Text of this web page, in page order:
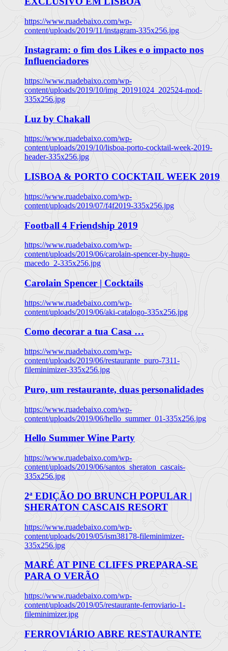
https://www.ruadebaixo.com/wp-
content/uploads/2019/11/instagram-335x256.jpg
Instagram: o fim dos Likes e o impacto nos
Influenciadores
https://www.ruadebaixo.com/wp-
content/uploads/2019/10/img_20191024_202524-mod-
335x256.jpg
Luz by Chakall
https://www.ruadebaixo.com/wp-
content/uploads/2019/10/lisboa-porto-cocktail-week-2019-
header-335x256.jpg
LISBOA & PORTO COCKTAIL WEEK 2019
https://www.ruadebaixo.com/wp-
content/uploads/2019/07/f4f2019-335x256.jpg
Football 4 Friendship 2019
https://www.ruadebaixo.com/wp-
content/uploads/2019/06/carolain-spencer-by-hugo-
macedo_2-335x256.jpg
Carolain Spencer | Cocktails
https://www.ruadebaixo.com/wp-
content/uploads/2019/06/aki-catalogo-335x256.jpg
Como decorar a tua Casa …
https://www.ruadebaixo.com/wp-
content/uploads/2019/06/restaurante_puro-7311-
fileminimizer-335x256.jpg
Puro, um restaurante, duas personalidades
https://www.ruadebaixo.com/wp-
content/uploads/2019/06/hello_summer_01-335x256.jpg
Hello Summer Wine Party
https://www.ruadebaixo.com/wp-
content/uploads/2019/06/santos_sheraton_cascais-
335x256.jpg
2ª EDIÇÃO DO BRUNCH POPULAR |
SHERATON CASCAIS RESORT
https://www.ruadebaixo.com/wp-
content/uploads/2019/05/ism38178-fileminimizer-
335x256.jpg
MARÉ AT PINE CLIFFS PREPARA-SE
PARA O VERÃO
https://www.ruadebaixo.com/wp-
content/uploads/2019/05/restaurante-ferroviario-1-
fileminimizer.jpg
FERROVIÁRIO ABRE RESTAURANTE